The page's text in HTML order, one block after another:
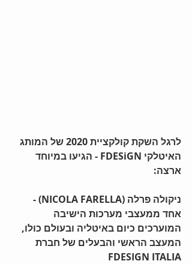
לרגל השקת קולקציית 2020 של המותג
האיטלקי FDESiGN - הגיעו במיוחד
ארצה:
ניקולה פרלה (NICOLA FARELLA) - ​
אחד ממעצבי מערכות הישיבה
המוערכים כיום באיטליה ובעולם כולו,
המעצב הראשי והבעלים של חברת
FDESIGN ITALIA